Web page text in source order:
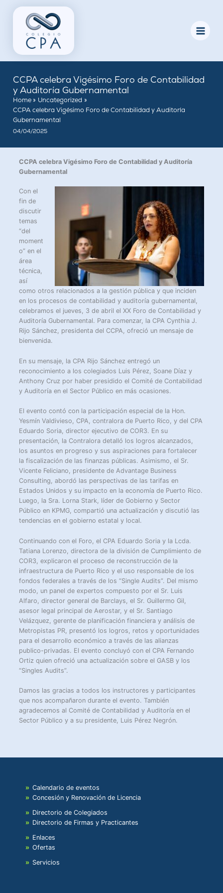
CCPA celebra Vigésimo Foro de Contabilidad
y Auditoría Gubernamental
Home
Uncategorized
CCPA celebra Vigésimo Foro de Contabilidad y Auditoría
Gubernamental
04/04/2025
CCPA celebra Vigésimo Foro de Contabilidad y Auditoría
Gubernamental
Con el
fin de
discutir
temas
“del
moment
o” en el
área
técnica,
así
como otros relacionados a la gestión pública y que inciden
en los procesos de contabilidad y auditoría gubernamental,
celebramos el jueves, 3 de abril el XX Foro de Contabilidad y
Auditoría Gubernamental. Para comenzar, la CPA Cynthia J.
Rijo Sánchez, presidenta del CCPA, ofreció un mensaje de
bienvenida.
En su mensaje, la CPA Rijo Sánchez entregó un
reconocimiento a los colegiados Luis Pérez, Soane Díaz y
Anthony Cruz por haber presidido el Comité de Contabilidad
y Auditoría en el Sector Público en más ocasiones.
El evento contó con la participación especial de la Hon.
Yesmín Valdivieso, CPA, contralora de Puerto Rico, y del CPA
Eduardo Soria, director ejecutivo de COR3. En su
presentación, la Contralora detalló los logros alcanzados,
los asuntos en progreso y sus aspiraciones para fortalecer
la fiscalización de las finanzas públicas. Asimismo, el Sr.
Vicente Feliciano, presidente de Advantage Business
Consulting, abordó las perspectivas de las tarifas en
Estados Unidos y su impacto en la economía de Puerto Rico.
Luego, la Sra. Lorna Stark, líder de Gobierno y Sector
Público en KPMG, compartió una actualización y discutió las
tendencias en el gobierno estatal y local.
Continuando con el Foro, el CPA Eduardo Soria y la Lcda.
Tatiana Lorenzo, directora de la división de Cumplimiento de
COR3, explicaron el proceso de reconstrucción de la
infraestructura de Puerto Rico y el uso responsable de los
fondos federales a través de los “Single Audits”. Del mismo
modo, un panel de expertos compuesto por el Sr. Luis
Alfaro, director general de Barclays, el Sr. Guillermo Gil,
asesor legal principal de Aerostar, y el Sr. Santiago
Velázquez, gerente de planificación financiera y análisis de
Metropistas PR, presentó los logros, retos y oportunidades
para el desarrollo económico a través de las alianzas
publico-privadas. El evento concluyó con el CPA Fernando
Ortiz quien ofreció una actualización sobre el GASB y los
“Singles Audits”.
Damos las gracias a todos los instructores y participantes
que nos acompañaron durante el evento. También
agradecemos al Comité de Contabilidad y Auditoría en el
Sector Público y a su presidente, Luis Pérez Negrón.
Calendario de eventos
Concesión y Renovación de Licencia
Directorio de Colegiados
Directorio de Firmas y Practicantes
Enlaces
Ofertas
Servicios